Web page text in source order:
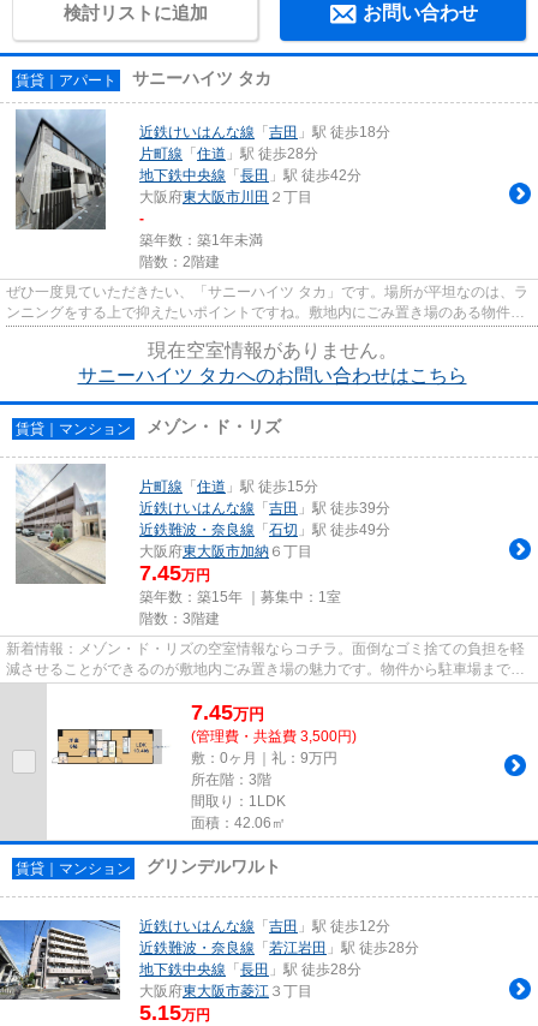
検討リストに追加 お問い合わせ
賃貸｜アパート サニーハイツ タカ
近鉄けいはんな線 「吉田 」駅 徒歩18分
片町線 「住道 」駅 徒歩28分
地下鉄中央線 「長田 」駅 徒歩42分
大阪府東大阪市川田 ２丁目
-
築年数：築1年未満
階数：2階建
ぜひ一度見ていただきたい、「サニーハイツ タカ」です。場所が平坦なのは、ラ
ンニングをする上で抑えたいポイントですね。敷地内にごみ置き場のある物件で
す。様々な場所へのアクセス...
現在空室情報がありません。
サニーハイツ タカへのお問い合わせはこちら
賃貸｜マンション メゾン・ド・リズ
片町線 「住道 」駅 徒歩15分
近鉄けいはんな線 「吉田 」駅 徒歩39分
近鉄難波・奈良線 「石切 」駅 徒歩49分
大阪府東大阪市加納 ６丁目
7.45万円
築年数：築15年 ｜募集中： 1室
階数：3階建
新着情報：メゾン・ド・リズの空室情報ならコチラ。面倒なゴミ捨ての負担を軽
減させることができるのが敷地内ごみ置き場の魅力です。物件から駐車場までの
距離は100mです。最上階の物...
7.45万円
(管理費・共益費 3,500円)
敷：0ヶ月｜礼：9万円
所在階：3階
間取り：1LDK
面積：42.06㎡
賃貸｜マンション グリンデルワルト
近鉄けいはんな線 「吉田 」駅 徒歩12分
近鉄難波・奈良線 「若江岩田 」駅 徒歩28分
地下鉄中央線 「長田 」駅 徒歩28分
大阪府東大阪市菱江 ３丁目
5.15万円